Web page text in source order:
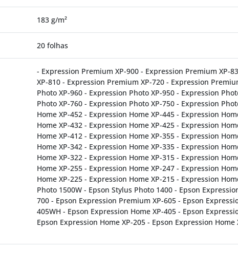
183 g/m²
20 folhas
- Expression Premium XP-900 - Expression Premium XP-
XP-810 - Expression Premium XP-720 - Expression
Photo XP-960 - Expression Photo XP-950 - Expression
Photo XP-760 - Expression Photo XP-750 - Expression
Home XP-452 - Expression Home XP-445 - Expression
Home XP-432 - Expression Home XP-425 - Expression
Home XP-412 - Expression Home XP-355 - Expression
Home XP-342 - Expression Home XP-335 - Expression
Home XP-322 - Expression Home XP-315 - Expression
Home XP-255 - Expression Home XP-247 - Expression
Home XP-225 - Expression Home XP-215 - Expression
Photo 1500W - Epson Stylus Photo 1400 - Epson
700 - Epson Expression Premium XP-605 - Epson
405WH - Epson Expression Home XP-405 - Epson
Epson Expression Home XP-205 - Epson Expression